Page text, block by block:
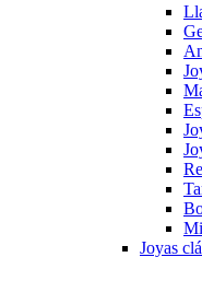
Joyas